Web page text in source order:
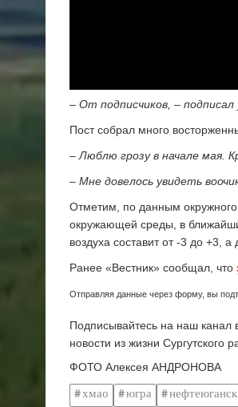
– От подписчиков, –
Пост собрал много
– Люблю грозу в начале мая.
– Мне довелось увидеть
Отметим, по данным
окружающей среды, в
воздуха составит от -3 до +3,
Ранее «Вестник» сообщал, что
Отправляя данные через форму, вы
Подписывайтесь на наш канал
новости из жизни Сургутского
ФОТО Алексея АНДРОНОВА
хмао югра нефтеюганск